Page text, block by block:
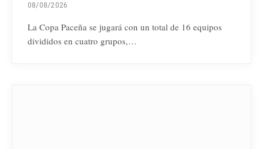
08/08/2026
La Copa Paceña se jugará con un total de 16 equipos
divididos en cuatro grupos,…